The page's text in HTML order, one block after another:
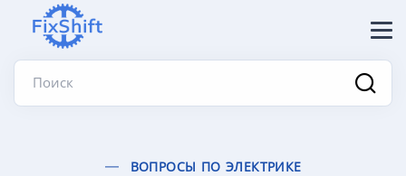
Поиск
ВОПРОСЫ ПО ЭЛЕКТРИКЕ